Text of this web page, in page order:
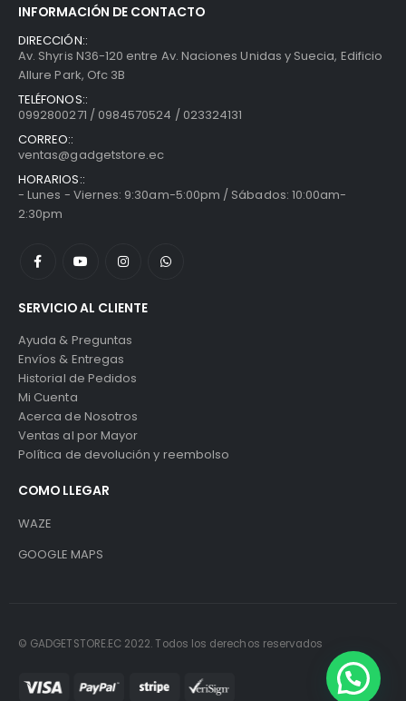
INFORMACIÓN DE CONTACTO
DIRECCIÓN::
Av. Shyris N36-120 entre Av. Naciones Unidas y Suecia, Edificio
Allure Park, Ofc 3B
TELÉFONOS::
0992800271 / 0984570524 / 023324131
CORREO::
ventas@gadgetstore.ec
HORARIOS::
- Lunes - Viernes: 9:30am-5:00pm / Sábados: 10:00am-
2:30pm
SERVICIO AL CLIENTE
Ayuda & Preguntas
Envíos & Entregas
Historial de Pedidos
Mi Cuenta
Acerca de Nosotros
Ventas al por Mayor
Política de devolución y reembolso
COMO LLEGAR
WAZE
GOOGLE MAPS
© GADGETSTORE.EC 2022. Todos los derechos reservados
¿Necesitas ayuda?